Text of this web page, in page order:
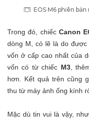
EOS M6 phiên
Trong đó, chiếc Canon
dòng M, có lẽ là do
vốn ở cấp cao nhất của
vốn có từ chiếc M3,
hơn. Kết quả trên cũng
thu từ máy ảnh ống kính
Mặc dù tin vui là vậy,